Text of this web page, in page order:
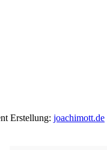
Erstellung: joachimott.de